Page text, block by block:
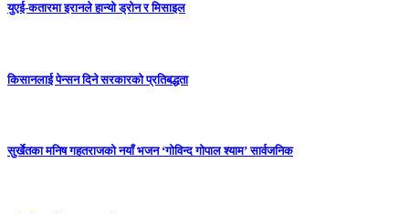
युएई-कतारमा इरानले हान्यो ड्रोन र मिसाइल
किसानलाई पेन्सन दिने सरकारको प्रतिबद्धता
सुर्खेतका मनिष गहतराजको नयाँ भजन ‘गोविन्द गोपाल श्याम’ सार्वजनिक